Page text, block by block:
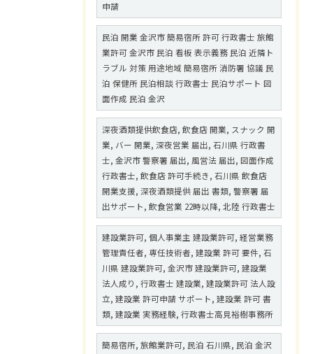
申請
民泊 開業 金沢市 簡易宿所 許可 行政書士 旅館
業許可 金沢市 民泊 看板 表示義務 民泊 近隣ト
ラブル 対策 用途地域 簡易宿所 消防署 協議 民
泊 保健所 民泊相談 行政書士 民泊サポート 図
面作成 民泊 金沢
深夜酒類提供飲食店, 飲食店 開業, スナック 開
業, バー 開業, 深夜営業 届出, 石川県 行政書
士, 金沢市 警察署 届出, 風営法 届出, 図面作成
行政書士, 飲食店 許可手続き, 石川県 飲食店
開業支援, 深夜酒類提供 届出 書類, 警察署 届
出サポート, 飲食営業 22時以降, 北陸 行政書士
建設業許可, 個人事業主 建設業許可, 経営業務
管理責任者, 専任技術者, 建設業 許可 要件, 石
川県 建設業許可, 金沢市 建設業許可, 建設業
法人成り, 行政書士 建設業, 建設業許可 法人設
立, 建設業 許可申請 サポート, 建設業 許可 書
類, 建設業 実務経験, 行政書士高見裕樹事務所
簡易宿所, 旅館業許可, 民泊 石川県, 民泊 金沢